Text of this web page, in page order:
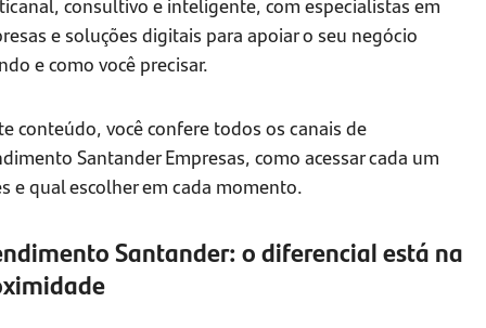
e soluções digitais para apoiar o seu negócio
e como você precisar.
conteúdo, você confere todos os canais de
Santander Empresas, como acessar cada um
e qual escolher em cada momento.
Santander: o diferencial está na